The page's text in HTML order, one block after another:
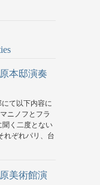
本邸演奏
て以下内容に
ニノフとフラ
聞く二度とない
れぞれパリ、台
美術館演